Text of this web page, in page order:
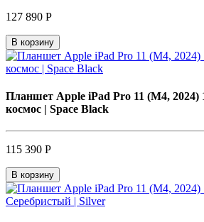
127 890 Р
В корзину
Планшет Apple iPad Pro 11 (M4,
космос | Space Black
115 390 Р
В корзину